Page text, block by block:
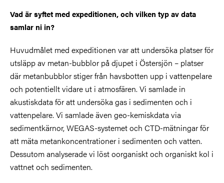
Vad är syftet med expeditionen, och vilken typ av data
samlar ni in?
Huvudmålet med expeditionen var att undersöka platser för
utsläpp av metan-bubblor på djupet i Östersjön – platser
där metanbubblor stiger från havsbotten upp i vattenpelare
och potentiellt vidare ut i atmosfären. Vi samlade in
akustiskdata för att undersöka gas i sedimenten och i
vattenpelare. Vi samlade även geo-kemiskdata via
sedimentkärnor, WEGAS-systemet och CTD-mätningar för
att mäta metankoncentrationer i sedimenten och vatten.
Dessutom analyserade vi löst oorganiskt och organiskt kol i
vattnet och sedimenten.